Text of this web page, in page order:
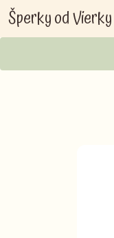
Šperky od Vierky